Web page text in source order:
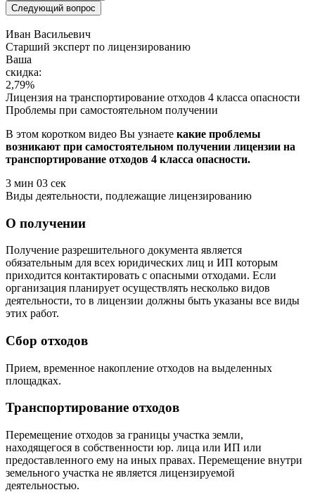
Следующий вопрос
Иван Васильевич
Cтарший эксперт по лицензированию
Ваша
скидка:
2,79%
Лицензия на транспортирование отходов 4 класса опасности
Проблемы при самостоятельном получении
В этом коротком видео Вы узнаете какие проблемы
возникают при самостоятельном получении лицензии на
транспортирование отходов 4 класса опасности.
3 мин 03 сек
Виды деятельности, подлежащие лицензированию
О получении
Получение разрешительного документа является
обязательным для всех юридических лиц и ИП которым
приходится контактировать с опасными отходами. Если
организация планирует осуществлять несколько видов
деятельности, то в лицензии должны быть указаны все виды
этих работ.
Сбор отходов
Прием, временное накопление отходов на выделенных
площадках.
Транспортирование отходов
Перемещение отходов за границы участка земли,
находящегося в собственности юр. лица или ИП или
предоставленного ему на иных правах. Перемещение внутри
земельного участка не является лицензируемой
деятельностью.